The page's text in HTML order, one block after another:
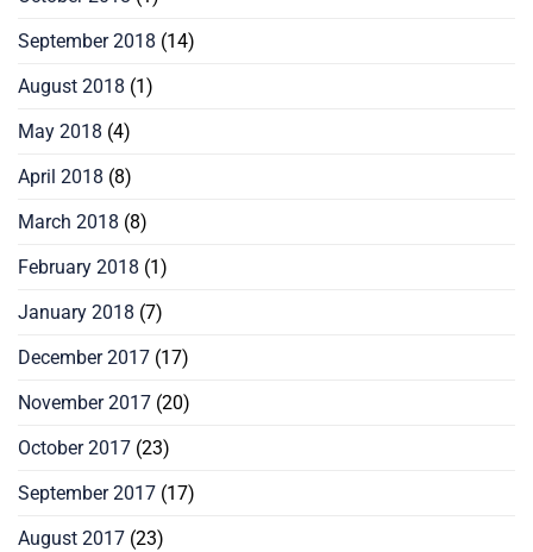
September 2018 (14)
August 2018 (1)
May 2018 (4)
April 2018 (8)
March 2018 (8)
February 2018 (1)
January 2018 (7)
December 2017 (17)
November 2017 (20)
October 2017 (23)
September 2017 (17)
August 2017 (23)